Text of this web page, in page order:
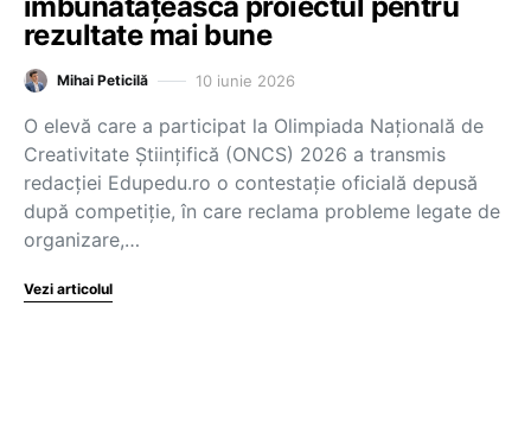
rezultate mai bune
Mihai Peticilă 10 iunie 2026
O elevă care a participat la Olimpiada Națională de
Creativitate Științifică (ONCS) 2026 a transmis
redacției Edupedu.ro o contestație oficială depusă
după competiție, în care reclama probleme legate de
organizare,…
Vezi articolul